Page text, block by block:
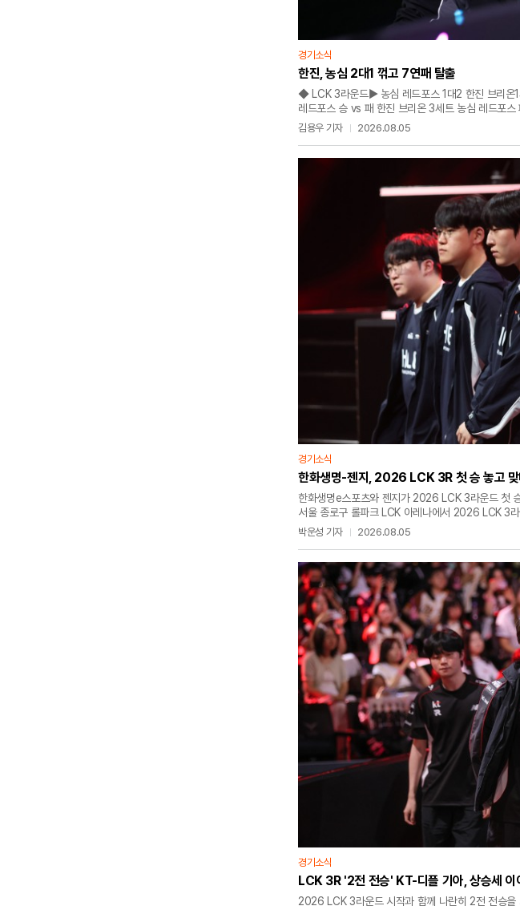
경기소식
한진, 농심 2대1 꺾고 7연패 탈출
◆ LCK 3라운드▶ 농심 레드포스 1대2 한진 브리온
레드포스 승 vs 패 한진 브리온 3세트 농심 레드포
7연패서 벗어났다. 한진은 5일 오후 서울 종로구 그
김용우 기자 2026.08.05
경기소식
한화생명-젠지, 2026 LCK 3R 첫 승 놓고 맞
한화생명e스포츠와 젠지가 2026 LCK 3라운드 첫
서울 종로구 롤파크 LCK 아레나에서 2026 LCK 3
치열한 경기를 보여줄 것으로 예상된다.정규 시즌
디플러스 기아와 KT 롤스터를 상대로 모두 풀세트
분위기를 반전시키는 것
박운성 기자 2026.08.05
경기소식
LCK 3R '2전 전승' KT-디플 기아, 상승세 이
2026 LCK 3라운드 시작과 함께 나란히 2전 전승